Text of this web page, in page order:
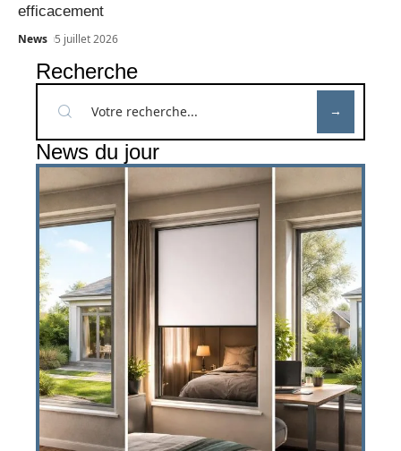
efficacement
News 5 juillet 2026
Recherche
News du jour